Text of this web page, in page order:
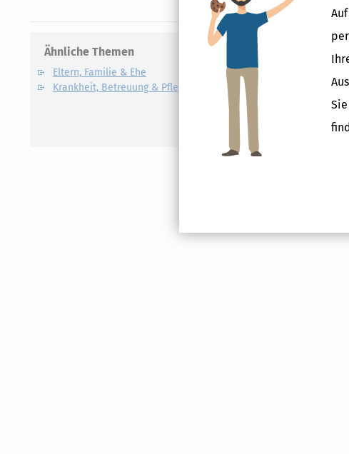
Ähnliche Themen
Eltern, Familie & Ehe
Krankheit, Betreuung & Pflege
Verwandte
ElterngeldPlus
Auslandskinder